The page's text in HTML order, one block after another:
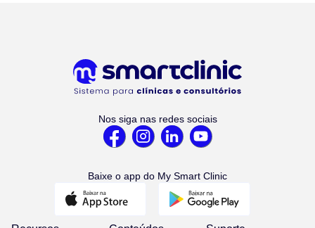
Nos siga nas redes sociais
Baixe o app do My Smart Clinic